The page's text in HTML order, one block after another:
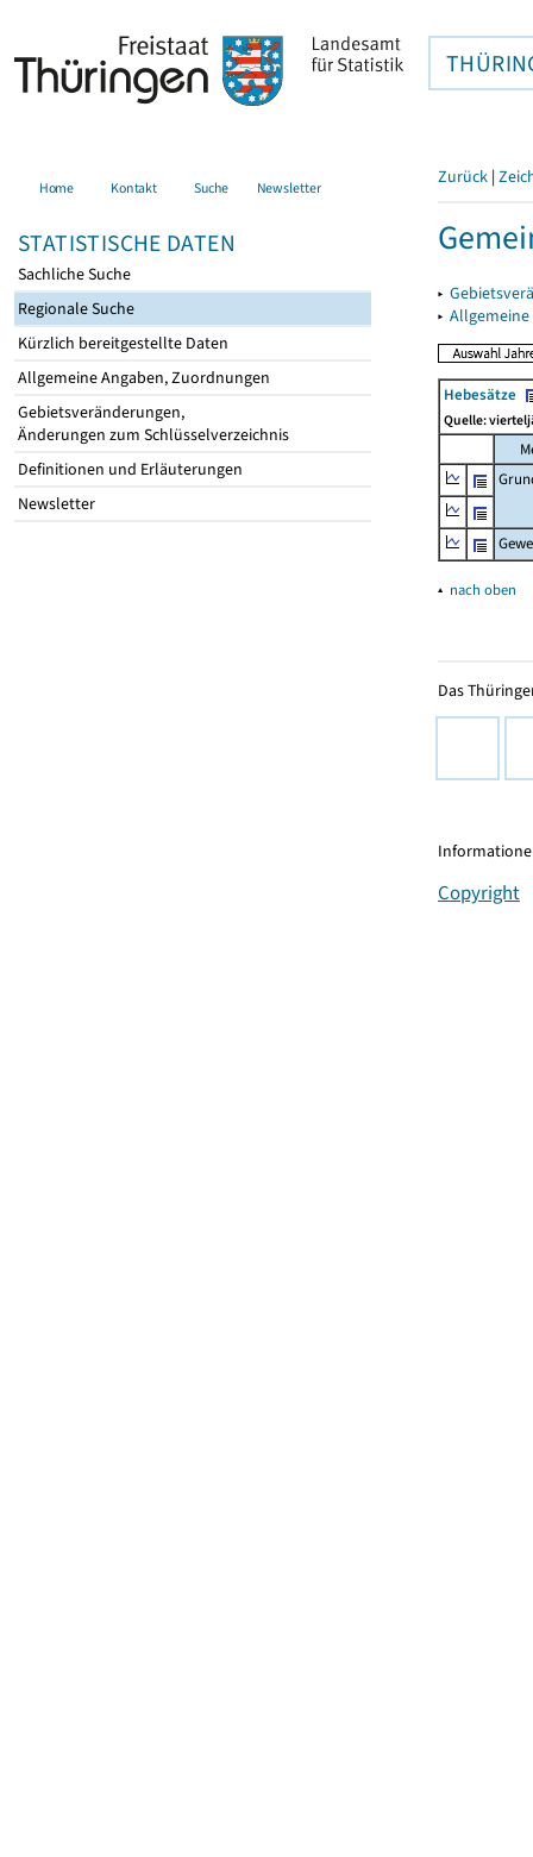
Home Kontakt Suche Newsletter
STATISTISCHE DATEN
Sachliche Suche
Regionale Suche
Kürzlich bereitgestellte Daten
Allgemeine Angaben, Zuordnungen
Gebietsveränderungen,
Änderungen zum Schlüsselverzeichnis
Definitionen und Erläuterungen
Newsletter
Zurück |
▸
▸
Hebesätze
Quelle:
▴ nach oben
Das
Copyright